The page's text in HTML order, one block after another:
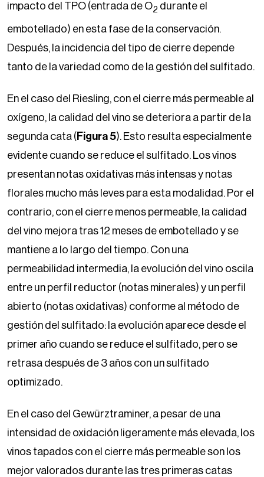
impacto del TPO (entrada de O2 durante el
embotellado) en esta fase de la conservación.
Después, la incidencia del tipo de cierre depende
tanto de la variedad como de la gestión del sulfitado.
En el caso del Riesling, con el cierre más permeable al
oxígeno, la calidad del vino se deteriora a partir de la
segunda cata ( Figura 5). Esto resulta especialmente
evidente cuando se reduce el sulfitado. Los vinos
presentan notas oxidativas más intensas y notas
florales mucho más leves para esta modalidad. Por el
contrario, con el cierre menos permeable, la calidad
del vino mejora tras 12 meses de embotellado y se
mantiene a lo largo del tiempo. Con una
permeabilidad intermedia, la evolución del vino oscila
entre un perfil reductor (notas minerales) y un perfil
abierto (notas oxidativas) conforme al método de
gestión del sulfitado: la evolución aparece desde el
primer año cuando se reduce el sulfitado, pero se
retrasa después de 3 años con un sulfitado
optimizado.
En el caso del Gewürztraminer, a pesar de una
intensidad de oxidación ligeramente más elevada, los
vinos tapados con el cierre más permeable son los
mejor valorados durante las tres primeras catas